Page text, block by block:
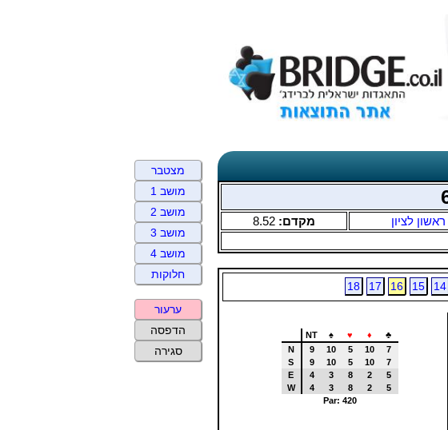
ראשון לציון מקדם: 8.52
14
15
16
17
18
NT ♠ ♥ ♦
♣
N
9 10 5 10
7
S
9 10 5 10
7
E
4 3 8 2
5
W
4 3 8 2
5
Par: 420
מצטבר
מושב 1
מושב 2
מושב 3
מושב 4
חלוקות
ערעור
הדפסה
סגירה